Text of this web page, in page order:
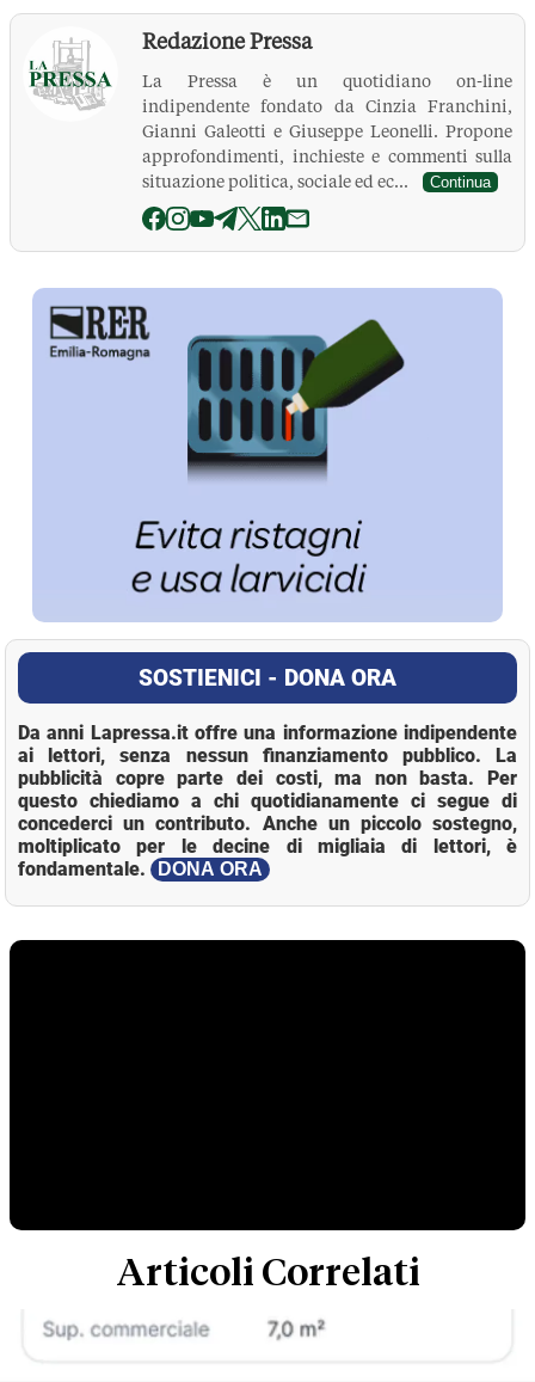
Redazione Pressa
La Pressa è un quotidiano on-line
indipendente fondato da Cinzia Franchini,
Gianni Galeotti e Giuseppe Leonelli. Propone
approfondimenti, inchieste e commenti sulla
situazione politica, sociale ed ec...
Continua
La Pressa
SOSTIENICI - DONA ORA
Da anni Lapressa.it offre una informazione indipendente
ai lettori, senza nessun finanziamento pubblico. La
pubblicità copre parte dei costi, ma non basta. Per
questo chiediamo a chi quotidianamente ci segue di
concederci un contributo. Anche un piccolo sostegno,
moltiplicato per le decine di migliaia di lettori, è
fondamentale.
DONA ORA
Articoli Correlati